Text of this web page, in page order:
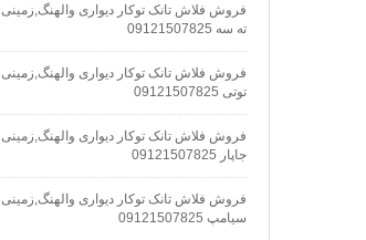
فروش فلاش تانک توکار دیواری والهنگ,زمینی
ته سه 09121507825
فروش فلاش تانک توکار دیواری والهنگ,زمینی
توتی 09121507825
فروش فلاش تانک توکار دیواری والهنگ,زمینی
جاپار 09121507825
فروش فلاش تانک توکار دیواری والهنگ,زمینی
سیامپ 09121507825